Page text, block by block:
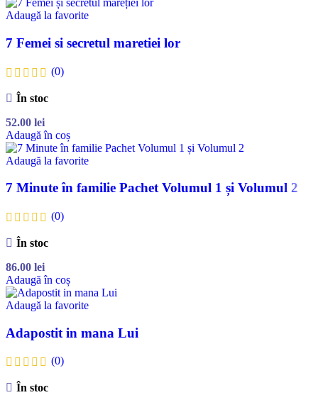
Adaugă la favorite
7 Femei si secretul maretiei lor
(0)
În stoc
52.00 lei
Adaugă în coș
Adaugă la favorite
7 Minute în familie Pachet Volumul 1 și Volumul 2
(0)
În stoc
86.00 lei
Adaugă în coș
Adaugă la favorite
Adapostit in mana Lui
(0)
În stoc